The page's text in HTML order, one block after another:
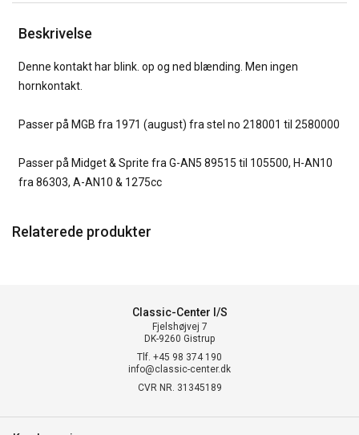
Beskrivelse
Denne kontakt har blink. op og ned blænding. Men ingen
hornkontakt.
Passer på MGB fra 1971 (august) fra stel no 218001 til 2580000
Passer på Midget & Sprite fra G-AN5 89515 til 105500, H-AN10
fra 86303, A-AN10 & 1275cc
Relaterede produkter
Classic-Center I/S
Fjelshøjvej 7
DK-9260 Gistrup
Tlf. +45 98 374 190
info@classic-center.dk
CVR NR. 31345189